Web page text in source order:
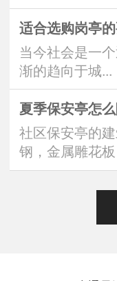
适合选购岗亭
当今社会是一
渐的趋向于城...
夏季保安亭怎
社区保安亭的
钢，金属雕花